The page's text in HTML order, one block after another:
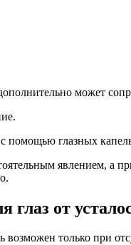
может
помощью глазных
явлением, а
от
только при